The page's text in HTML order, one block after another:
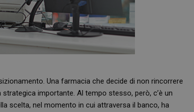
Una farmacia che decide di non rincorrere
importante. Al tempo stesso, però, c’è un
scelta, nel momento in cui attraversa il banco, ha